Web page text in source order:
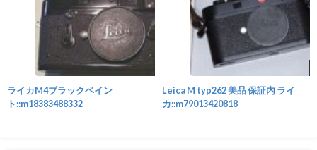
ライカM4ブラックペイン
ト::m18383488332
Leica M typ262 美品 保証内 ライ
カ::m79013420818